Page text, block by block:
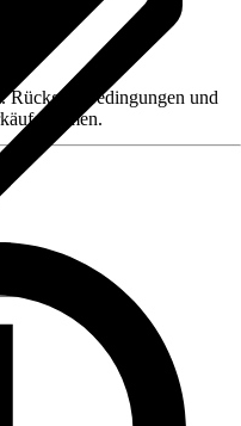
Rückgabebedingungen und